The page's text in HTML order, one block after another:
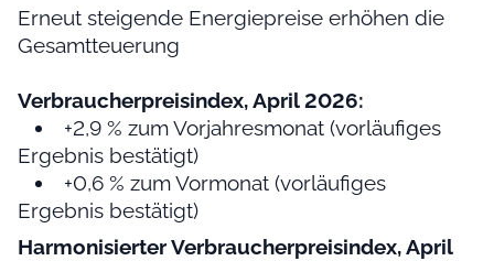
Erneut steigende Energiepreise erhöhen die
Gesamtteuerung
Verbraucherpreisindex, April 2026:
+2,9 % zum Vorjahresmonat (vorläufiges
Ergebnis bestätigt)
+0,6 % zum Vormonat (vorläufiges
Ergebnis bestätigt)
Harmonisierter Verbraucherpreisindex, April